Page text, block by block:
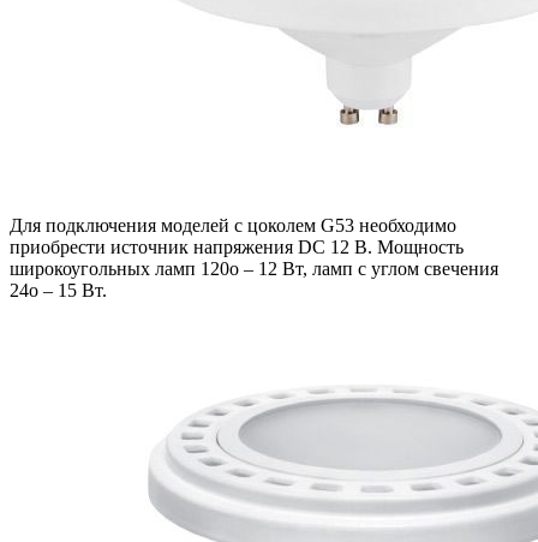
Для подключения моделей с цоколем G53 необходимо
приобрести источник напряжения DC 12 В. Мощность
широкоугольных ламп 120o – 12 Вт, ламп с углом свечения
24o – 15 Вт.